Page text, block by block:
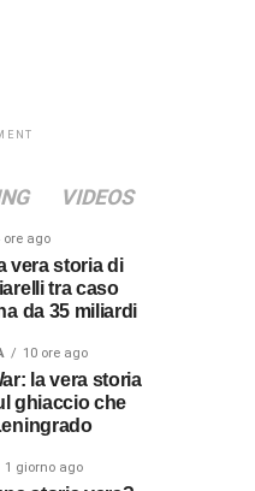
VIDEOS
ore ago
tra caso
da 35 miliardi
10 ore ago
ghiaccio che
1 giorno ago